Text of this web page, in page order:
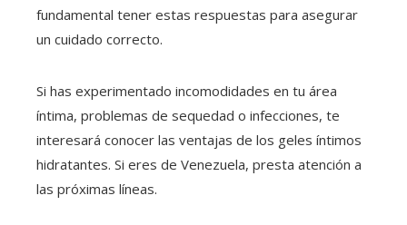
fundamental tener estas respuestas para asegurar
un cuidado correcto.
Si has experimentado incomodidades en tu área
íntima, problemas de sequedad o infecciones, te
interesará conocer las ventajas de los geles íntimos
hidratantes. Si eres de Venezuela, presta atención a
las próximas líneas.